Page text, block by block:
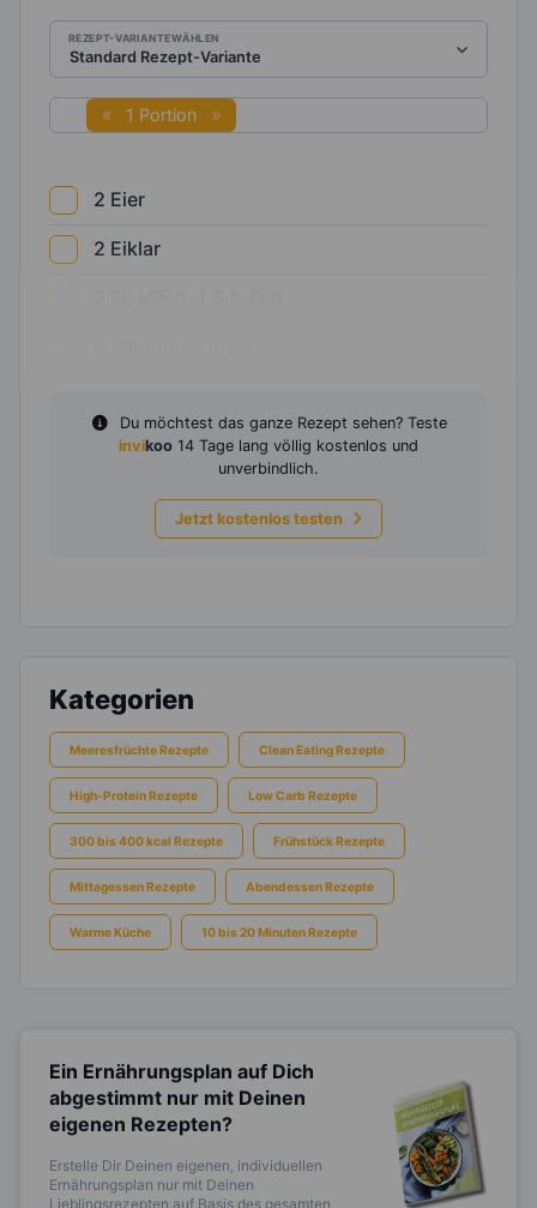
REZEPT-VARIANTE WÄHLEN
1 Portion
2 Eier
2 Eiklar
Du möchtest das ganze Rezept sehen? Teste
invikoo 14 Tage lang völlig kostenlos und
unverbindlich.
Jetzt kostenlos testen
Kategorien
Meeresfrüchte Rezepte Clean Eating Rezepte
High-Protein Rezepte Low Carb Rezepte
300 bis 400 kcal Rezepte Frühstück Rezepte
Mittagessen Rezepte Abendessen Rezepte
Warme Küche 10 bis 20 Minuten Rezepte
Ein Ernährungsplan auf Dich
abgestimmt nur mit Deinen
eigenen Rezepten?
Erstelle Dir Deinen eigenen, individuellen
Ernährungsplan nur mit Deinen
Lieblingsrezepten auf Basis des gesamten